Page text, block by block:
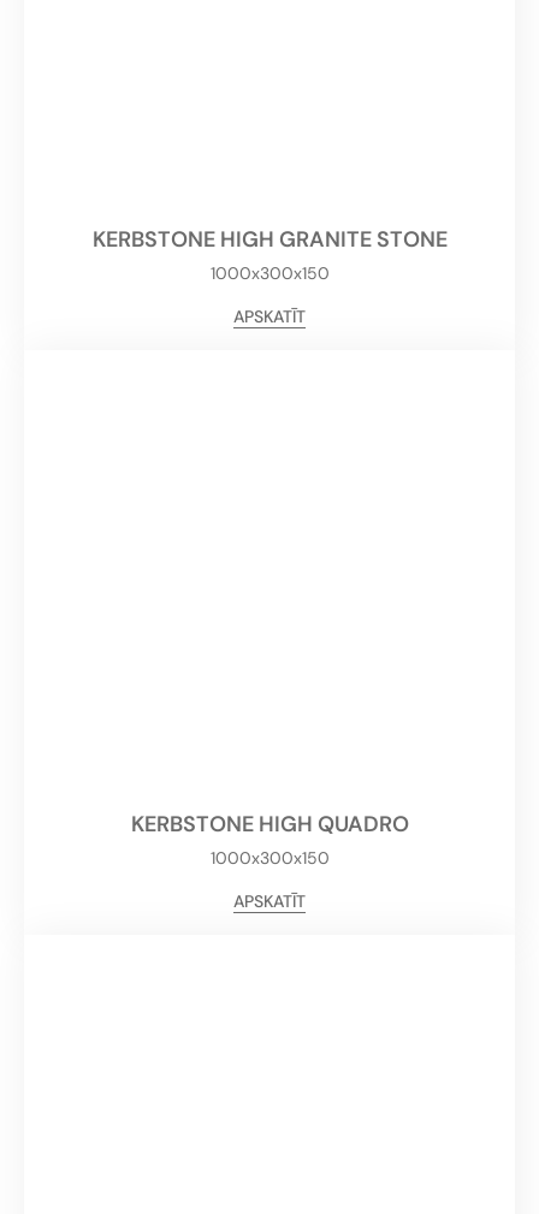
KERBSTONE HIGH GRANITE STONE
1000x300x150
APSKATĪT
KERBSTONE HIGH QUADRO
1000x300x150
APSKATĪT